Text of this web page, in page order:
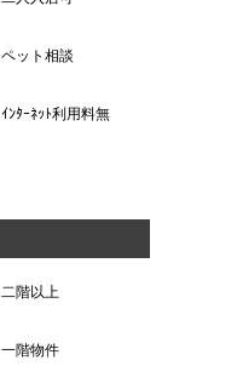
ペット相談
ｲﾝﾀｰﾈｯﾄ利用料無
二階以上
一階物件